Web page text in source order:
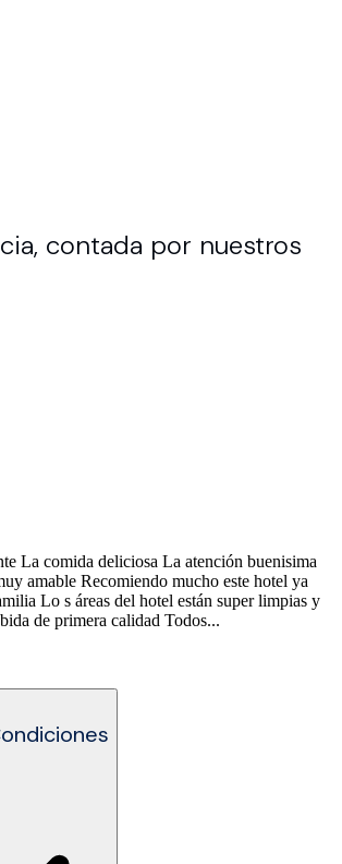
contada por nuestros
La comida deliciosa La atención buenisima
amable Recomiendo mucho este hotel ya
Lo s áreas del hotel están super limpias y
de primera calidad Todos...